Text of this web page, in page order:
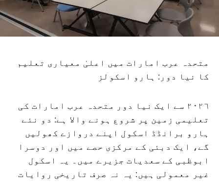
متحدہ عرب امارات میں اعلیٰ معیاری تعلیم
کا نیا دور: ہارو اسکولز
٢٠٢٦ سے ایک نیا دور متحدہ عرب امارات کی
تعلیمی زمین پر شروع ہونے والا ہے: دو نئے
ہارو برانڈڈ اسکول اپنے دروازے کھولیں
گے، ایک دبئی کے مرکزی حصے میں اور دوسرا
ابوظبی کے سعدیات جزیرے میں۔ یہ اسکول
غیر معمولی ہیں: یہ نہ صرف تاریخی روایات